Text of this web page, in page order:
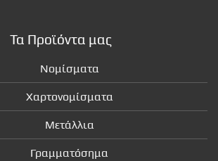
Τα Προϊόντα μας
Νομίσματα
Χαρτονομίσματα
Μετάλλια
Γραμματόσημα